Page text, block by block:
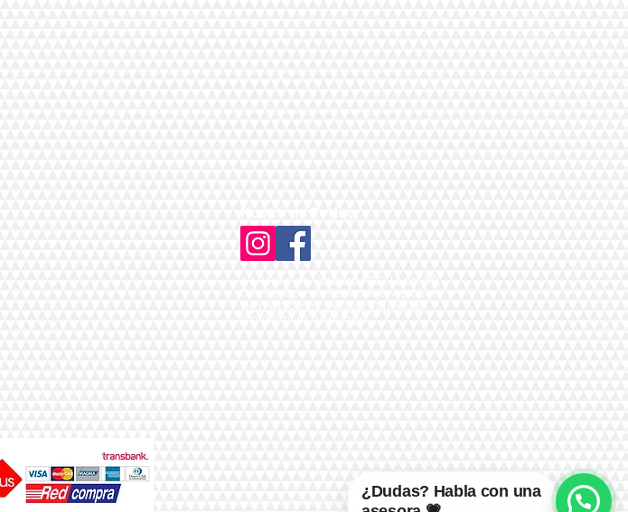
¿Dudas? Habla con una